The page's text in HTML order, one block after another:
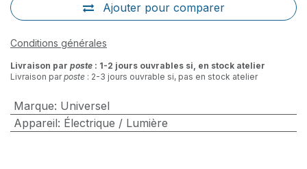
Ajouter pour comparer
Conditions générales
Livraison par poste : 1-2 jours ouvrables si, en stock atelier
Livraison parposte : 2-3 jours ouvrable si, pas en stock atelier
Marque: Universel
Appareil: Électrique / Lumière